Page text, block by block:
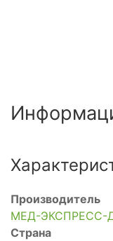
Производитель
МЕД-ЭКСПРЕСС-
Страна